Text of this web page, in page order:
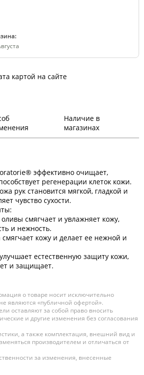
картой на сайте
Наличие в
магазинах
эффективно очищает,
регенерации клеток кожи.
рук становится мягкой, гладкой и
чувство сухости.
смягчает и увлажняет кожу,
и нежность.
смягчает кожу и делает ее нежной и
естественную защиту кожи,
и защищает.
о товаре носит исключительно
являются «публичной офертой».
оставляют за собой право вносить
и другие изменения без согласования
а также комплектация, внешний вид и
производителем и отличаться от
за изменения, внесенные